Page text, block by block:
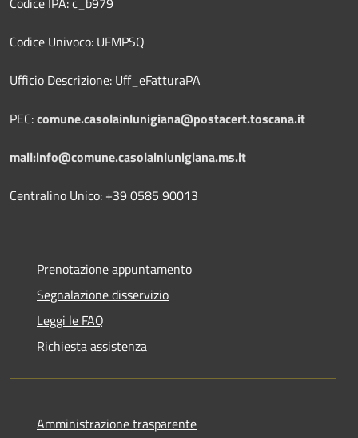
Codice Univoco: UFMPSQ
Ufficio Descrizione: Uff_eFatturaPA
PEC:comune.casolainlunigiana@postacert.toscana.it
mail:info@comune.casolainlunigiana.ms.it
Centralino Unico: +39 0585 90013
Prenotazione appuntamento
Segnalazione disservizio
Leggi le FAQ
Richiesta assistenza
Amministrazione trasparente